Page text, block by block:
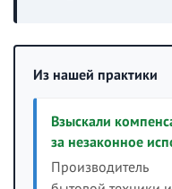
Из нашей практики
Взыскали
за незаконное
Производитель